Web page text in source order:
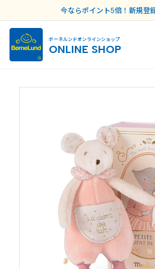
今ならポイント5倍！新規登
ボーネルンドオンラインショップ
ONLINE SHOP